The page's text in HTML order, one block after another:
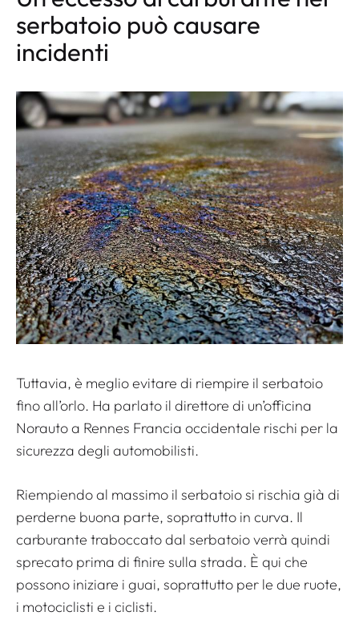
serbatoio può causare
incidenti
Tuttavia, è meglio evitare di riempire il serbatoio
fino all’orlo. Ha parlato il direttore di un’officina
Norauto a Rennes Francia occidentale rischi per la
sicurezza degli automobilisti.
Riempiendo al massimo il serbatoio si rischia già di
perderne buona parte, soprattutto in curva. Il
carburante traboccato dal serbatoio verrà quindi
sprecato prima di finire sulla strada. È qui che
possono iniziare i guai, soprattutto per le due ruote,
i motociclisti e i ciclisti.